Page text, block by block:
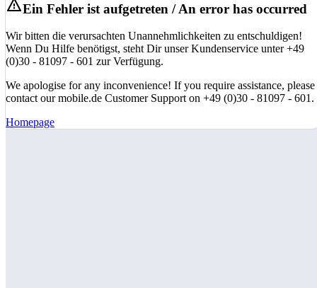
Ein Fehler ist aufgetreten / An error has occurred
Wir bitten die verursachten Unannehmlichkeiten zu entschuldigen!
Wenn Du Hilfe benötigst, steht Dir unser Kundenservice unter +49
(0)30 - 81097 - 601 zur Verfügung.
We apologise for any inconvenience! If you require assistance, please
contact our mobile.de Customer Support on +49 (0)30 - 81097 - 601.
Homepage